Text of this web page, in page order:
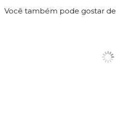
Você também pode gostar de